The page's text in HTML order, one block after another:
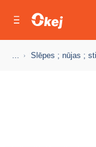
... Slēpes ; nūjas ;